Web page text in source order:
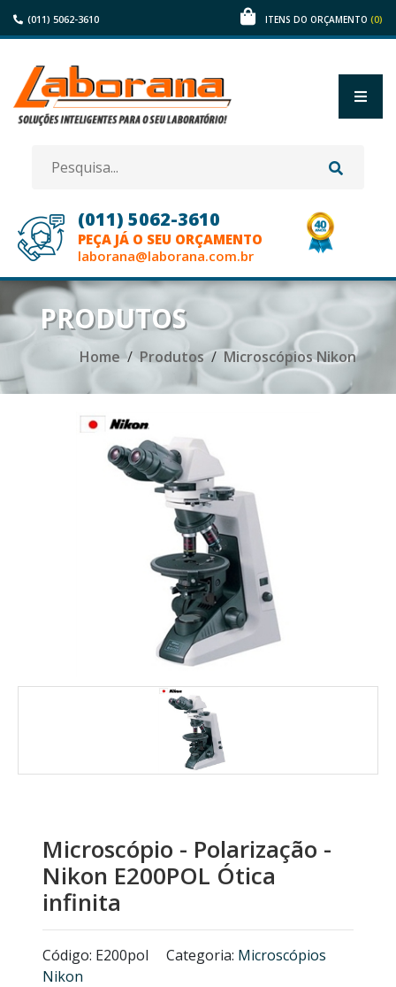
(011) 5062-3610 ITENS DO ORÇAMENTO (0)
(011) 5062-3610
PEÇA JÁ O SEU ORÇAMENTO
laborana@laborana.com.br
HOME
EMPRESA
MARCAS
NOSSOS CLIENTES
BLOG
CONSULTORIA
PROMOÇÕES
MICROSCÓPIOS LABORANA
MICROSCÓPIOS MOTIC
EQUIPAMENTOS ANALÍTICOS
LISTA DE EQUIPAMENTOS
MICRÓTOMOS
PRODUTOS
Home Produtos Microscópios Nikon
Microscópio - Polarização -
Nikon E200POL Ótica
infinita
Código: E200pol Categoria: Microscópios
Nikon